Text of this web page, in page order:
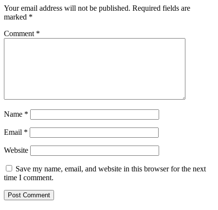
Your email address will not be published. Required fields are
marked *
Comment *
Name *
Email *
Website
Save my name, email, and website in this browser for the next
time I comment.